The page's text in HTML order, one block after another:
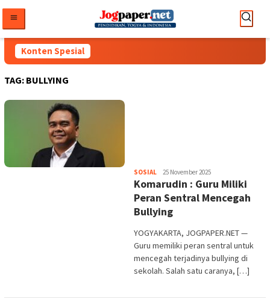
konten
Konten Spesial
TAG: BULLYING
SOSIALHeri
Purwata
25 November 2025
Komarudin : Guru Miliki
Peran Sentral Mencegah
Bullying
YOGYAKARTA, JOGPAPER.NET —
Guru memiliki peran sentral untuk
mencegah terjadinya bullying di
sekolah. Salah satu caranya, […]